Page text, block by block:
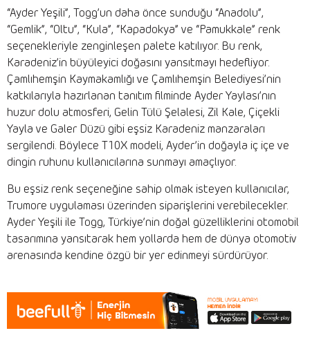
“Ayder Yeşili”, Togg’un daha önce sunduğu “Anadolu”,
“Gemlik”, “Oltu”, “Kula”, “Kapadokya” ve “Pamukkale” renk
seçenekleriyle zenginleşen palete katılıyor. Bu renk,
Karadeniz’in büyüleyici doğasını yansıtmayı hedefliyor.
Çamlıhemşin Kaymakamlığı ve Çamlıhemşin Belediyesi’nin
katkılarıyla hazırlanan tanıtım filminde Ayder Yaylası’nın
huzur dolu atmosferi, Gelin Tülü Şelalesi, Zil Kale, Çiçekli
Yayla ve Galer Düzü gibi eşsiz Karadeniz manzaraları
sergilendi. Böylece T10X modeli, Ayder’in doğayla iç içe ve
dingin ruhunu kullanıcılarına sunmayı amaçlıyor.
Bu eşsiz renk seçeneğine sahip olmak isteyen kullanıcılar,
Trumore uygulaması üzerinden siparişlerini verebilecekler.
Ayder Yeşili ile Togg, Türkiye’nin doğal güzelliklerini otomobil
tasarımına yansıtarak hem yollarda hem de dünya otomotiv
arenasında kendine özgü bir yer edinmeyi sürdürüyor.